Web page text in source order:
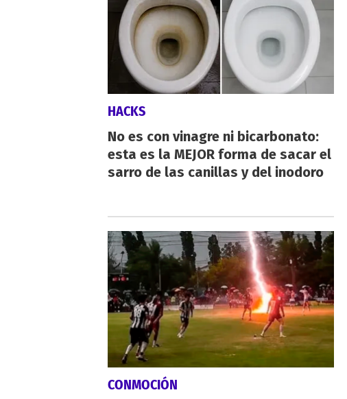
HACKS
No es con vinagre ni bicarbonato:
esta es la MEJOR forma de sacar el
sarro de las canillas y del inodoro
CONMOCIÓN